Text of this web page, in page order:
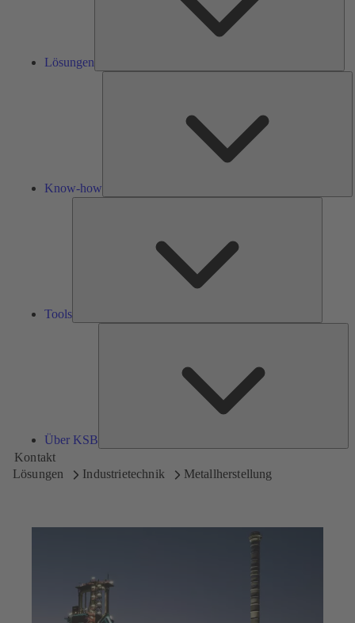
Lösungen
Know-how
Tools
Über KSB
Kontakt
Lösungen
Industrietechnik Metallherstellung